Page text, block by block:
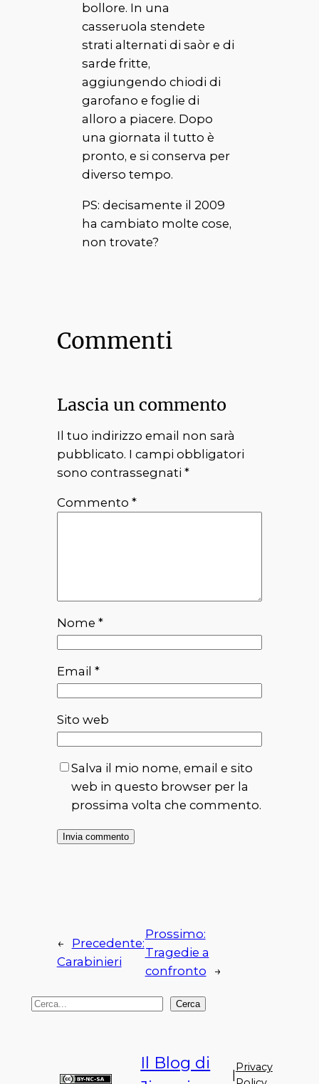
bollore. In una
casseruola stendete
strati alternati disaòr e di
sarde fritte,
aggiungendo chiodi di
garofano e foglie di
alloro a piacere. Dopo
una giornata il tutto è
pronto, e si conserva per
diverso tempo.
PS: decisamente il 2009
ha cambiato molte cose,
non trovate?
Commenti
Lascia un commento
Il tuo indirizzo email non sarà
pubblicato. I campi obbligatori
sono contrassegnati *
Commento *
Nome *
Email *
Sito web
Salva il mio nome, email e sito
web in questo browser per la
prossima volta che commento.
←
Precedente:
Carabinieri
Prossimo:
Tragedie a
confronto
→
C
Cerca
Il Blog di
|
Privacy